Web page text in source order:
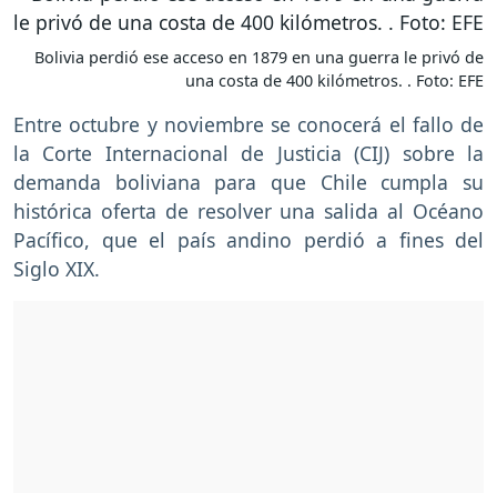
Bolivia perdió ese acceso en 1879 en una guerra le privó de
una costa de 400 kilómetros. . Foto: EFE
Entre octubre y noviembre se conocerá el fallo de
la Corte Internacional de Justicia (CIJ) sobre la
demanda boliviana para que Chile cumpla su
histórica oferta de resolver una salida al Océano
Pacífico, que el país andino perdió a fines del
Siglo XIX.